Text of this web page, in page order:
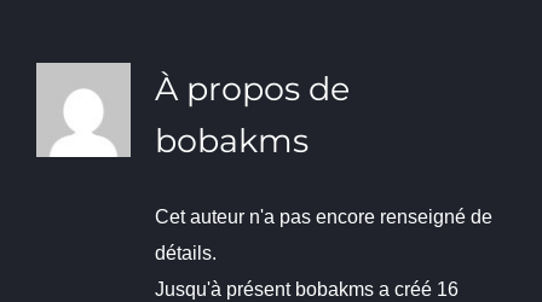
À propos de
bobakms
Cet auteur n'a pas encore renseigné de
détails.
Jusqu'à présent bobakms a créé 16